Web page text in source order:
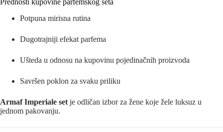
Prednosti kupovine parfemskog seta
Potpuna mirisna rutina
Dugotrajniji efekat parfema
Ušteda u odnosu na kupovinu pojedinačnih proizvoda
Savršen poklon za svaku priliku
Armaf Imperiale set je odličan izbor za žene koje žele luksuz u
jednom pakovanju.